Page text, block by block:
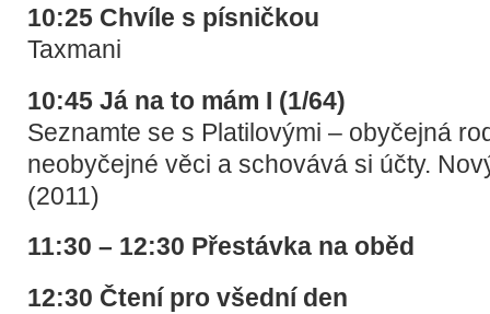
10:25 Chvíle s písničkou
Taxmani
10:45 Já na to mám I (1/64)
Seznamte se s Platilovými – obyčejná
neobyčejné věci a schovává si účty.
(2011)
11:30 – 12:30 Přestávka na oběd
12:30 Čtení pro všední den